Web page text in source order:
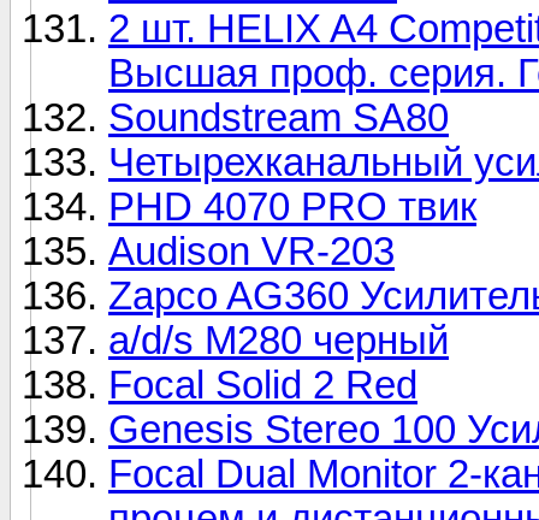
2 шт. HELIX A4
Высшая проф. серия.
Soundstream SA80
Четырехканальный
PHD 4070 PRO твик
Audison VR-203
Zapco AG360
a/d/s M280 черный
Focal Solid 2 Red
Genesis Stereo 100
Focal Dual Monitor 2-